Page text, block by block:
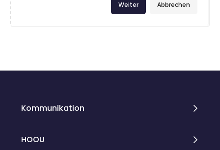
Abbrechen
Weiter
Kommunikation
HOOU